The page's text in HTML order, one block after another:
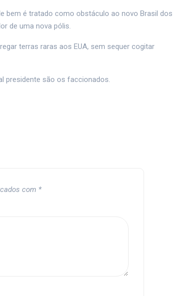
bem é tratado como obstáculo ao novo Brasil dos
de uma nova pólis.
terras raras aos EUA, sem sequer cogitar
presidente são os faccionados.
com *